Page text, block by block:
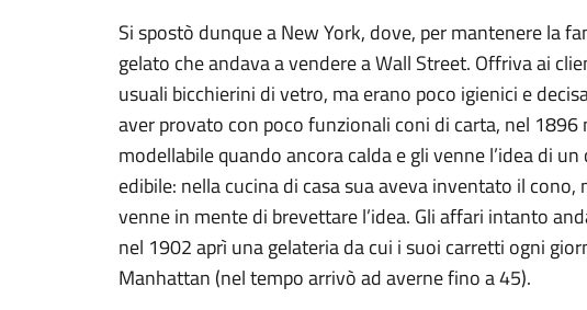
Si spostò dunque a New York, dove, per mantenere la
gelato che andava a vendere a Wall Street. Offriva ai
usuali bicchierini di vetro, ma erano poco igienici e
aver provato con poco funzionali coni di carta, nel 1896
modellabile quando ancora calda e gli venne l’idea di
edibile: nella cucina di casa sua aveva inventato il
venne in mente di brevettare l’idea. Gli affari intanto
nel 1902 aprì una gelateria da cui i suoi carretti ogni
Manhattan (nel tempo arrivò ad averne fino a 45).